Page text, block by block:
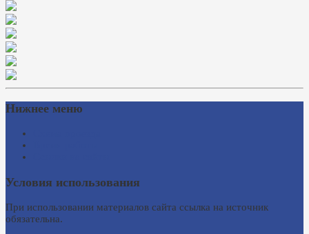
Нижнее меню
Условия использования
При использовании материалов сайта ссылка на источник
обязательна.